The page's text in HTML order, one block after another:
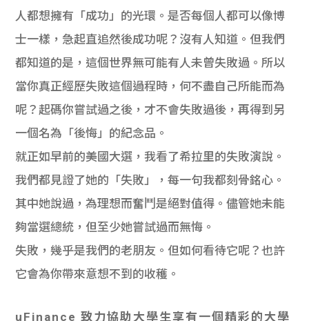
人都想擁有「成功」的光環。是否每個人都可以像博
士一樣，急起直追然後成功呢？沒有人知道。但我們
都知道的是，這個世界無可能有人未曾失敗過。所以
當你真正經歷失敗這個過程時，何不盡自己所能而為
呢？起碼你嘗試過之後，才不會失敗過後，再得到另
一個名為「後悔」的紀念品。
就正如早前的美國大選，我看了希拉里的失敗演說。
我們都見證了她的「失敗」，每一句我都刻骨銘心。
其中她說過，為理想而奮鬥是絕對值得。儘管她未能
夠當選總統，但至少她嘗試過而無悔。
失敗，幾乎是我們的老朋友。但如何看待它呢？也許
它會為你帶來意想不到的收穫。
uFinance 致力協助大學生享有一個精彩的大學